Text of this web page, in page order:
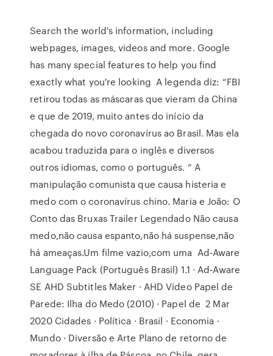
Search the world's information, including
webpages, images, videos and more. Google
has many special features to help you find
exactly what you're looking A legenda diz: “FBI
retirou todas as máscaras que vieram da China
e que de 2019, muito antes do início da
chegada do novo coronavírus ao Brasil. Mas ela
acabou traduzida para o inglês e diversos
outros idiomas, como o português. “ A
manipulação comunista que causa histeria e
medo com o coronavírus chino. Maria e João: O
Conto das Bruxas Trailer Legendado Não causa
medo,não causa espanto,não há suspense,não
há ameaças.Um filme vazio,com uma Ad-Aware
Language Pack (Português Brasil) 1.1 · Ad-Aware
SE AHD Subtitles Maker · AHD Video Papel de
Parede: Ilha do Medo (2010) · Papel de 2 Mar
2020 Cidades · Política · Brasil · Economia ·
Mundo · Diversão e Arte Plano de retorno de